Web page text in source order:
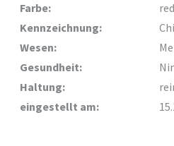
Farbe:
Kennzeichnung:
Wesen:
Gesundheit:
Haltung:
eingestellt am: